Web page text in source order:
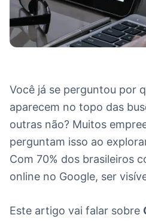
Você já se perguntou por
aparecem no topo das
outras não? Muitos
perguntam isso ao
Com 70% dos brasileiros
online no Google, ser
Este artigo vai falar sobre